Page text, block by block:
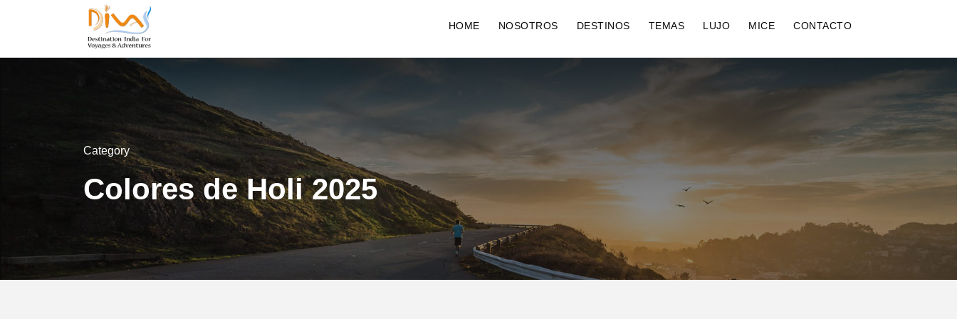
HOME NOSOTROS DESTINOS TEMAS LUJO MICE CONTACTO
Category
Colores de Holi 2025